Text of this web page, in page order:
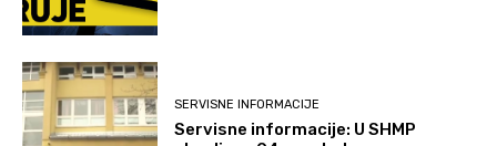
SERVISNE INFORMACIJE
Servisne informacije: U SHMP